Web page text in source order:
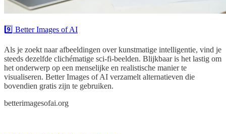
9️⃣ Better Images of AI
Als je zoekt naar afbeeldingen over kunstmatige intelligentie, vind je
steeds dezelfde clichématige sci-fi-beelden. Blijkbaar is het lastig om
het onderwerp op een menselijke en realistische manier te
visualiseren. Better Images of AI verzamelt alternatieven die
bovendien gratis zijn te gebruiken.
betterimagesofai.org